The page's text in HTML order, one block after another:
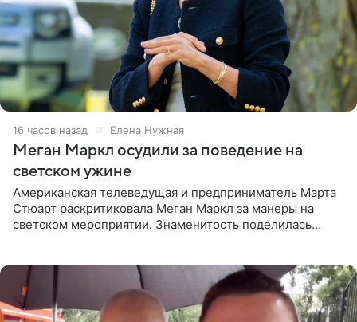
16 часов назад Елена Нужная
Меган Маркл осудили за поведение на
светском ужине
Американская телеведущая и предприниматель Марта
Стюарт раскритиковала Меган Маркл за манеры на
светском мероприятии. Знаменитость поделилась